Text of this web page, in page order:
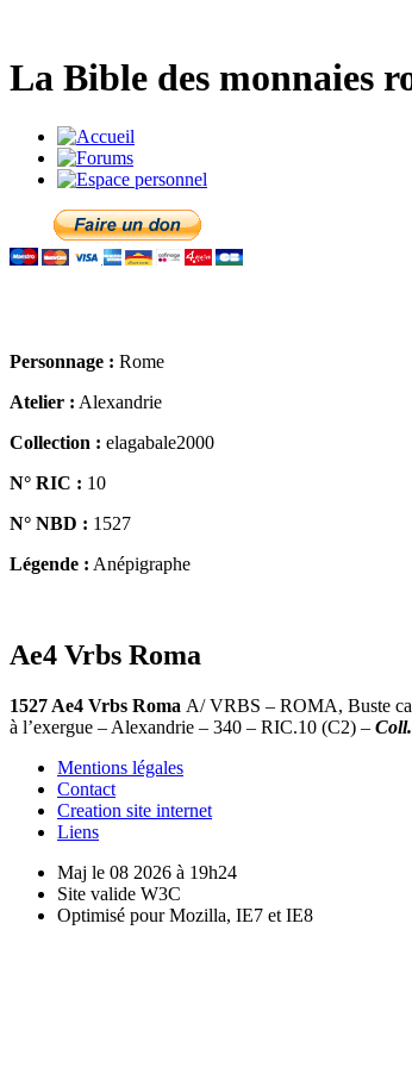
La Bible des monnaies
Personnage : Rome
Atelier : Alexandrie
Collection : elagabale2000
N° RIC : 10
N° NBD : 1527
Légende : Anépigraphe
Ae4 Vrbs Roma
1527 Ae4 Vrbs Roma A/ VRBS – ROMA, Buste
à l’exergue – Alexandrie – 340 – RIC.10 (C2) –
Mentions légales
Contact
Creation site internet
Liens
Maj le 08 2026 à 19h24
Site valide W3C
Optimisé pour Mozilla, IE7 et IE8